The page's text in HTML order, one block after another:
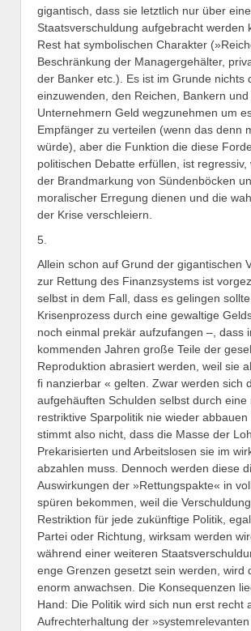
gigantisch, dass sie letztlich nur über
Staatsverschuldung aufgebracht werden
Rest hat symbolischen Charakter
Beschränkung der Managergehälter,
der Banker etc.). Es ist im Grunde nichts
einzuwenden, den Reichen, Bankern und
Unternehmern Geld wegzunehmen um
Empfänger zu verteilen (wenn das denn
würde), aber die Funktion die diese
politischen Debatte erfüllen, ist regressiv,
der Brandmarkung von Sündenböcken
moralischer Erregung dienen und die
der Krise verschleiern.
5.
Allein schon auf Grund der gigantischen
zur Rettung des Finanzsystems ist
selbst in dem Fall, dass es gelingen
Krisenprozess durch eine gewaltige
noch einmal prekär aufzufangen –, dass
kommenden Jahren große Teile der
Reproduktion abrasiert werden, weil sie
fi nanzierbar « gelten. Zwar werden sich
aufgehäuften Schulden selbst durch eine
restriktive Sparpolitik nie wieder abbauen
stimmt also nicht, dass die Masse der
Prekarisierten und Arbeitslosen sie im
abzahlen muss. Dennoch werden diese
Auswirkungen der »Rettungspakte« in
spüren bekommen, weil die
Restriktion für jede zukünftige Politik,
Partei oder Richtung, wirksam werden
während einer weiteren
enge Grenzen gesetzt sein werden, wird
enorm anwachsen. Die Konsequenzen
Hand: Die Politik wird sich nun erst recht
Aufrechterhaltung der